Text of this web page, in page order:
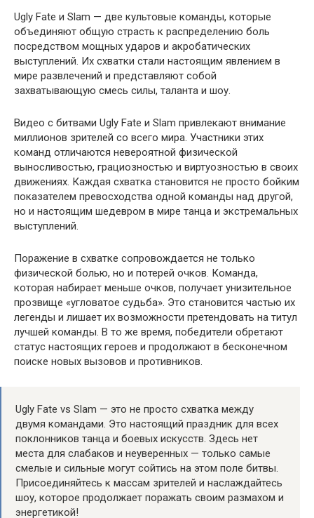
Ugly Fate и Slam — две культовые команды, которые
объединяют общую страсть к распределению боль
посредством мощных ударов и акробатических
выступлений. Их схватки стали настоящим явлением в
мире развлечений и представляют собой
захватывающую смесь силы, таланта и шоу.
Видео с битвами Ugly Fate и Slam привлекают внимание
миллионов зрителей со всего мира. Участники этих
команд отличаются невероятной физической
выносливостью, грациозностью и виртуозностью в своих
движениях. Каждая схватка становится не просто бойким
показателем превосходства одной команды над другой,
но и настоящим шедевром в мире танца и экстремальных
выступлений.
Поражение в схватке сопровождается не только
физической болью, но и потерей очков. Команда,
которая набирает меньше очков, получает унизительное
прозвище «угловатое судьба». Это становится частью их
легенды и лишает их возможности претендовать на титул
лучшей команды. В то же время, победители обретают
статус настоящих героев и продолжают в бесконечном
поиске новых вызовов и противников.
Ugly Fate vs Slam — это не просто схватка между
двумя командами. Это настоящий праздник для всех
поклонников танца и боевых искусств. Здесь нет
места для слабаков и неуверенных — только самые
смелые и сильные могут сойтись на этом поле битвы.
Присоединяйтесь к массам зрителей и наслаждайтесь
шоу, которое продолжает поражать своим размахом и
энергетикой!